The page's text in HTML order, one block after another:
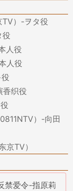
TV）-ヲタ役
役
人役
人役
香织役
）-向田
京TV）
禁爱令-指原莉